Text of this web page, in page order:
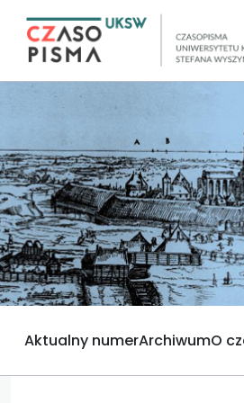
Aktualny numerArchiwumO